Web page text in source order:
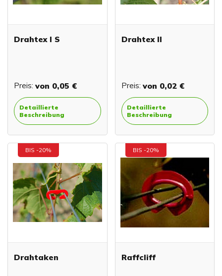
Drahtex I S
Preis: von 0,05 €
Detaillierte
Beschreibung
Drahtex II
Preis: von 0,02 €
Detaillierte
Beschreibung
BIS -20%
Drahtaken
BIS -20%
Raffcliff